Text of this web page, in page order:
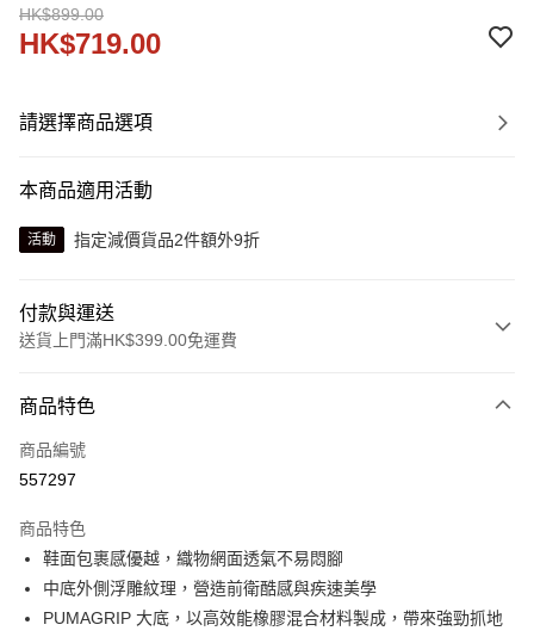
HK$899.00
HK$719.00
請選擇商品選項
本商品適用活動
活動 指定減價貨品2件額外9折
付款與運送
送貨上門滿HK$399.00免運費
信用卡
線上付款
Alipay, PayMe, WeChat Pay, UnionPay, FPS
送貨方式
單筆訂單淨值滿$399可享免運費優惠
每筆HK$30.00，滿HK$399.00或以上免運費
商品特色
商品編號
557297
商品特色
鞋面包裹感優越，織物網面透氣不易悶腳
中底外側浮雕紋理，營造前衛酷感與疾速美學
PUMAGRIP 大底，以高效能橡膠混合材料製成，帶來強勁抓地